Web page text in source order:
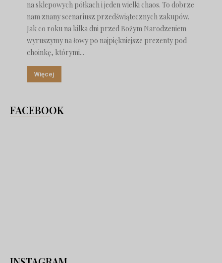
na sklepowych półkach i jeden wielki chaos. To dobrze
nam znany scenariusz przedświątecznych zakupów.
Jak co roku na kilka dni przed Bożym Narodzeniem
wyruszymy na łowy po najpiękniejsze prezenty pod
choinkę, którymi...
Więcej
FACEBOOK